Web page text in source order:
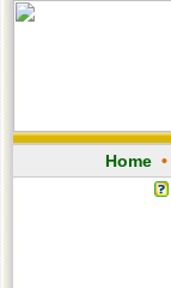
Home•